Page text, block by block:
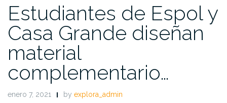
Estudiantes de Espol y
Casa Grande diseñan
material
complementario…
enero 7, 2021 by explora_admin